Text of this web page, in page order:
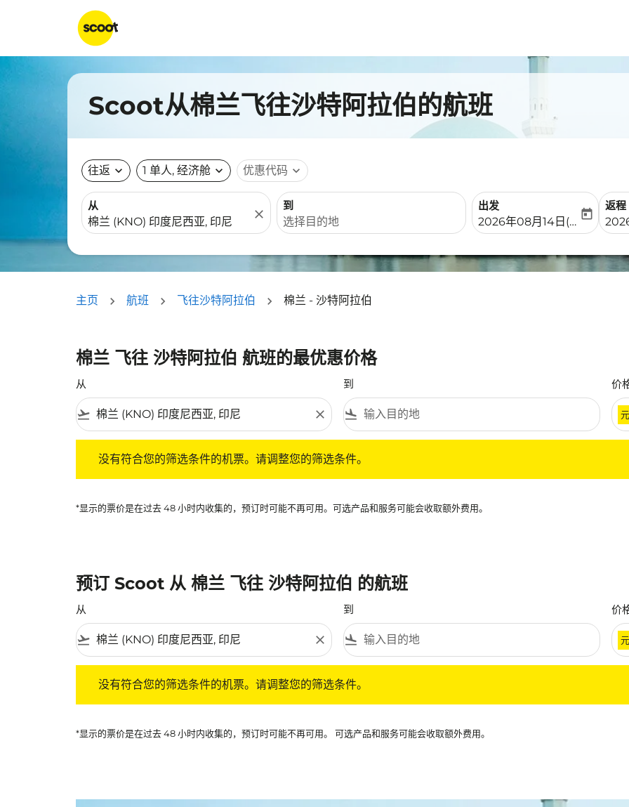
Scoot从棉兰飞往沙特阿拉伯的航班
往返 expand_more 1 单人, 经济舱 expand_more 优惠代码 expand_more
从
close
到
出发
fc-booking-departure-
2026年08月14日(周五)
today
返程
fc-
主页 航班 飞往沙特阿拉伯 棉兰 - 沙特阿拉伯
棉兰 飞往 沙特阿拉伯 航班的最优惠价格
从
flight_takeoff close
到
flight_land
价
元
没有符合您的筛选条件的机票。请调整您的筛选条件。
*显示的票价是在过去 48 小时内收集的，预订时可能不再可用。可选产品和服务可能会收取额外费用。
预订 Scoot 从 棉兰 飞往 沙特阿拉伯 的航班
从
flight_takeoff close
到
flight_land
价
元
没有符合您的筛选条件的机票。请调整您的筛选条件。
*显示的票价是在过去 48 小时内收集的，预订时可能不再可用。 可选产品和服务可能会收取额外费用。